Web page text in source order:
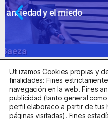
Ansiedad:
Centro Sanitario
Utilizamos Cookies propias y
finalidades: Fines
navegación en la web. Fines
publicidad (tanto general
perfil elaborado a partir de tus
páginas visitadas). Fines